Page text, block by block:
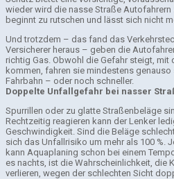
wieder wird die nasse Straße Autofahrern
beginnt zu rutschen und lässt sich nicht
Und trotzdem – das fand das
Versicherer heraus – geben die
richtig Gas. Obwohl die Gefahr steigt, mit
kommen, fahren sie mindestens
Fahrbahn – oder noch schneller.
Doppelte Unfallgefahr bei nasser
Spurrillen oder zu glatte Straßenbeläge
Rechtzeitig reagieren kann der Lenker
Geschwindigkeit. Sind die Beläge
sich das Unfallrisiko um mehr als 100 %.
kann Aquaplaning schon bei einem
es nachts, ist die Wahrscheinlichkeit, die
verlieren, wegen der schlechten Sicht